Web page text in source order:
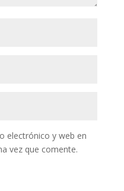
electrónico y web en
vez que comente.